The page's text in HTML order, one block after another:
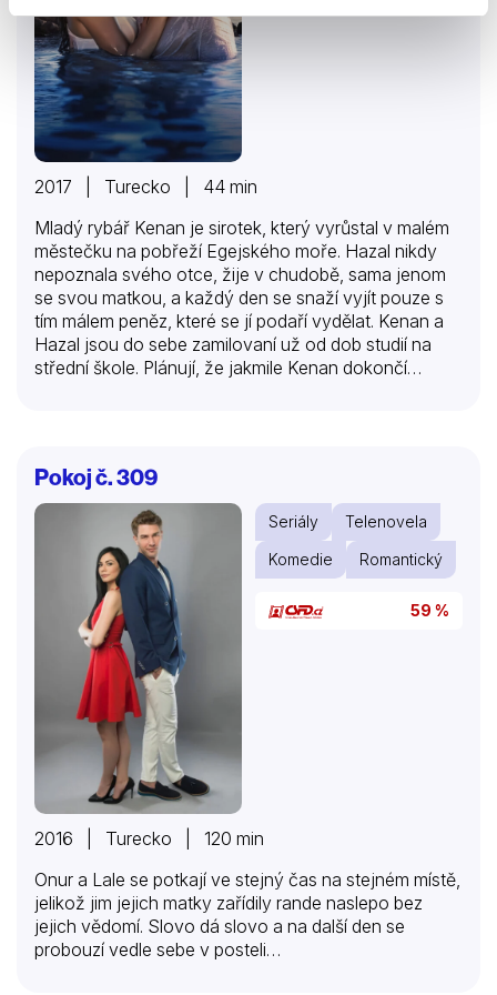
2017 | Turecko | 44 min
Mladý rybář Kenan je sirotek, který vyrůstal v malém
městečku na pobřeží Egejského moře. Hazal nikdy
nepoznala svého otce, žije v chudobě, sama jenom
se svou matkou, a každý den se snaží vyjít pouze s
tím málem peněz, které se jí podaří vydělat. Kenan a
Hazal jsou do sebe zamilovaní už od dob studií na
střední škole. Plánují, že jakmile Kenan dokončí
Vural , pocházející z bohaté a dobře zaopatřené
rodiny, se rozhodne oslavit v městečku narozeniny.
Jeho náhlý příjezd vyvolá velký rozruch. Zvlášť proto,
že mu krásná a okouzlující Hazal okamžitě padne do
Pokoj č. 309
Seriály
Telenovela
Komedie
Romantický
59 %
2016 | Turecko | 120 min
Onur a Lale se potkají ve stejný čas na stejném místě,
jelikož jim jejich matky zařídily rande naslepo bez
jejich vědomí. Slovo dá slovo a na další den se
probouzí vedle sebe v posteli…